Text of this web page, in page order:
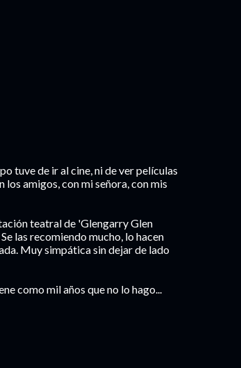
tuve de ir al cine, ni de ver películas
los amigos, con mi señora, con mis
teatral de 'Glengarry Glen
las recomiendo mucho, lo hacen
Muy simpática sin dejar de lado
como mil años que no lo hago...